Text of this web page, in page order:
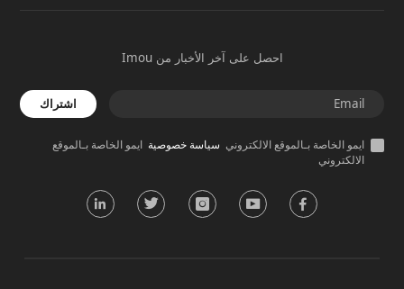
احصل على آخر الأخبار من Imou
اشتراك
ايمو الخاصة بـالموقع الالكتروني سياسة خصوصيةايمو الخاصة بـالموقع
الالكتروني